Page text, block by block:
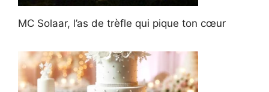
MC Solaar, l’as de trèfle qui pique ton cœur